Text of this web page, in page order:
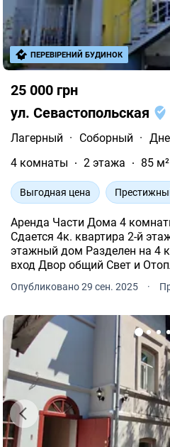
25 000 грн
ул. Севастопольская
Лагерный · Соборный ·
4 комнаты
2 этажа 85 м²
Выгодная цена
Аренда Части Дома 4
Сдается 4к. квартира 2-й
этажный дом Разделен на 4
вход Двор общий Свет и Отопление всегда! Аварийное
освещение и интернет до 3-х
Большой двор (возможна
Опубликовано 29 сен. 2025 ·
ПЕРЕВІРЕНИЙ БУДИНОК